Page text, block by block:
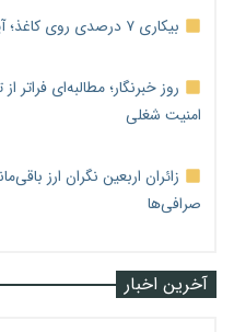
بیکاری ۷ درصدی روی کاغذ؛ آیا در واقعیت هم این چنین است؟
روز خبرنگار؛ مطالبه‌ای
امنیت شغلی
زائران اربعین نگران ارز
صرافی‌ها
آخرین اخبار